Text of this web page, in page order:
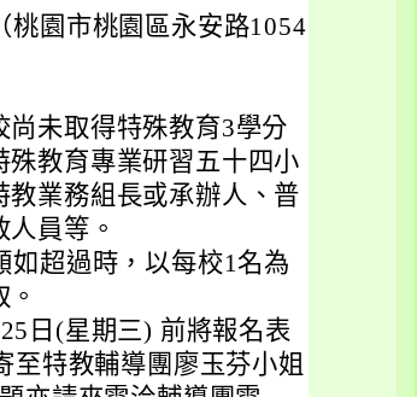
桃園市桃園區永安路1054
未取得特殊教育3學分
教育專業研習五十四小
教業務組長或承辦人、普
員等。
如超過時，以每校1名為
日(星期三) 前將報名表
至特教輔導團廖玉芬小姐